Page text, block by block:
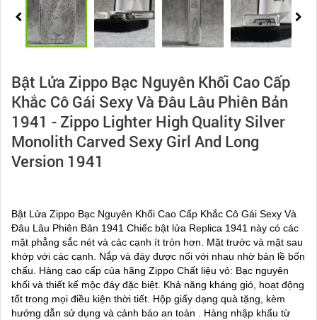
Bật Lửa Zippo Bạc Nguyên Khối Cao Cấp
Khắc Cô Gái Sexy Và Đâu Lâu Phiên Bản
1941 - Zippo Lighter High Quality Silver
Monolith Carved Sexy Girl And Long
Version 1941
Bật Lửa Zippo Bạc Nguyên Khối Cao Cấp Khắc Cô Gái Sexy Và
Đâu Lâu Phiên Bản 1941 Chiếc bật lửa Replica 1941 này có các
mặt phẳng sắc nét và các cạnh ít tròn hơn. Mặt trước và mặt sau
khớp với các cạnh. Nắp và đáy được nối với nhau nhờ bản lề bốn
chấu. Hàng cao cấp của hãng Zippo Chất liệu vỏ: Bạc nguyên
khối và thiết kế mộc đáy đặc biệt. Khả năng kháng gió, hoạt động
tốt trong mọi điều kiện thời tiết. Hộp giấy dạng quà tặng, kèm
hướng dẫn sử dụng và cảnh báo an toàn . Hàng nhập khẩu từ